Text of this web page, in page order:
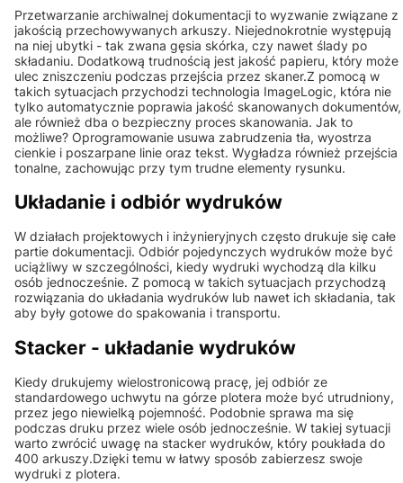
Przetwarzanie archiwalnej dokumentacji to wyzwanie związane z
jakością przechowywanych arkuszy. Niejednokrotnie występują
na niej ubytki - tak zwana gęsia skórka, czy nawet ślady po
składaniu. Dodatkową trudnością jest jakość papieru, który może
ulec zniszczeniu podczas przejścia przez skaner.Z pomocą w
takich sytuacjach przychodzi technologia ImageLogic, która nie
tylko automatycznie poprawia jakość skanowanych dokumentów,
ale również dba o bezpieczny proces skanowania. Jak to
możliwe? Oprogramowanie usuwa zabrudzenia tła, wyostrza
cienkie i poszarpane linie oraz tekst. Wygładza również przejścia
tonalne, zachowując przy tym trudne elementy rysunku.
Układanie i odbiór wydruków
W działach projektowych i inżynieryjnych często drukuje się całe
partie dokumentacji. Odbiór pojedynczych wydruków może być
uciążliwy w szczególności, kiedy wydruki wychodzą dla kilku
osób jednocześnie. Z pomocą w takich sytuacjach przychodzą
rozwiązania do układania wydruków lub nawet ich składania, tak
aby były gotowe do spakowania i transportu.
Stacker - układanie wydruków
Kiedy drukujemy wielostronicową pracę, jej odbiór ze
standardowego uchwytu na górze plotera może być utrudniony,
przez jego niewielką pojemność. Podobnie sprawa ma się
podczas druku przez wiele osób jednocześnie. W takiej sytuacji
warto zwrócić uwagę na stacker wydruków, który poukłada do
400 arkuszy.Dzięki temu w łatwy sposób zabierzesz swoje
wydruki z plotera.